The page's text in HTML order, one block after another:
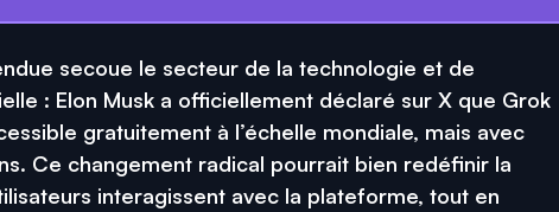
secoue le secteur de la technologie et de
: Elon Musk a officiellement déclaré sur X que Grok
gratuitement à l’échelle mondiale, mais avec
Ce changement radical pourrait bien redéfinir la
interagissent avec la plateforme, tout en